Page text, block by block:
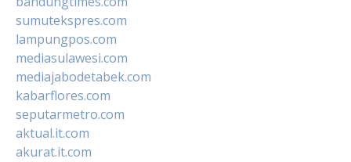
sumutekspres.com
lampungpos.com
mediasulawesi.com
mediajabodetabek.com
kabarflores.com
seputarmetro.com
aktual.it.com
akurat.it.com